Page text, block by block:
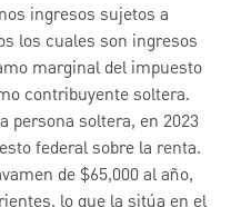
ingresos sujetos a
los cuales son ingresos
marginal del impuesto
contribuyente soltera.
persona soltera, en 2023
federal sobre la renta.
de $65,000 al año,